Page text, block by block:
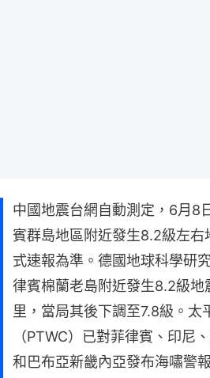
中國地震台網自動測定，6月8
賓群島地區附近發生8.2級左右
式速報為準。德國地球科學研
律賓棉蘭老島附近發生8.2級地
里，當局其後下調至7.8級。太
（PTWC）已對菲律賓、印尼
和巴布亞新畿內亞發布海嘯警